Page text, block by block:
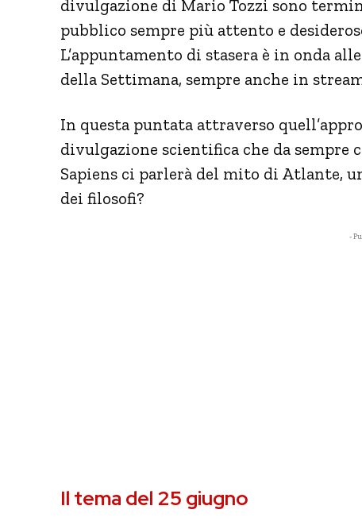
divulgazione di Mario Tozzi sono
pubblico sempre più attento e
L’appuntamento di stasera è in onda
della Settimana, sempre anche in
In questa puntata attraverso
divulgazione scientifica che da
Sapiens ci parlerà del mito di Atlante,
dei filosofi?
-
Il tema del 25 giugno